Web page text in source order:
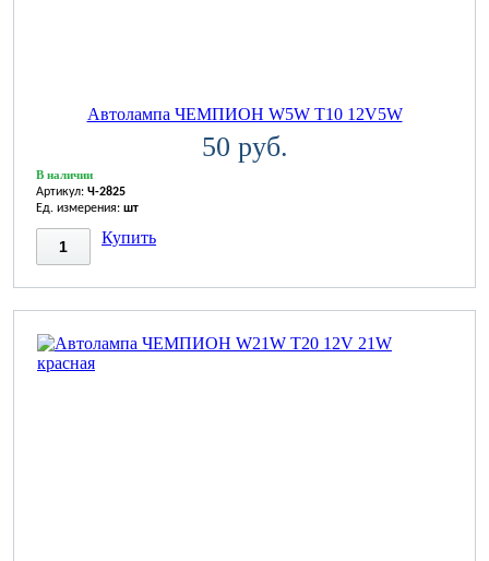
Автолампа ЧЕМПИОН W5W T10 12V5W
50 руб.
В наличии
Артикул: Ч-2825
Ед. измерения: шт
Купить